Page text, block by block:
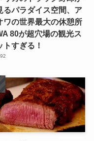
るパラダイス空間、ア
ワの世界最大の休憩所
80が超穴場の観光ス
トすぎる！